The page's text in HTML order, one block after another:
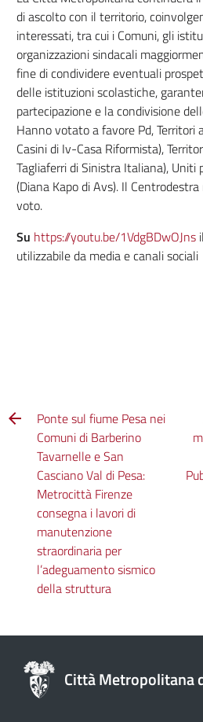
di ascolto con il territorio,
interessati, tra cui i Comuni, gli
organizzazioni sindacali
fine di condividere eventuali
delle istituzioni scolastiche,
partecipazione e la condivisione
Hanno votato a favore Pd, Territori
Casini di Iv-Casa Riformista),
Tagliaferri di Sinistra Italiana),
(Diana Kapo di Avs). Il
voto.
Su https://youtu.be/1VdgBDwOJnsil
utilizzabile da media e canali sociali
Ponte sul fiume Pesa nei
Comuni di Barberino
Tavarnelle e San
Casciano Val di Pesa:
Metrocittà Firenze
consegna i lavori di
manutenzione
straordinaria per
l’adeguamento sismico
della struttura
Città Metropolitana